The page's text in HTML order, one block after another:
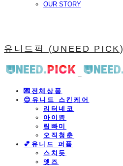
OUR STORY
유니드픽 (UNEED PICK)
💌전체상품
😊유니드 스킨케어
리터네코
아이쁨
립빠미
오직청춘
💕유니드 퍼퓸
스치듯
엣즈